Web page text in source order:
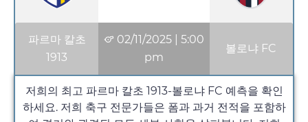
파르마 칼초
1913
02/11/2025| 5:00
pm
볼로냐 FC
저희의 최고 파르마 칼초 1913-볼로냐 FC 예측을 확인
하세요. 저희 축구 전문가들은 폼과 과거 전적을 포함하